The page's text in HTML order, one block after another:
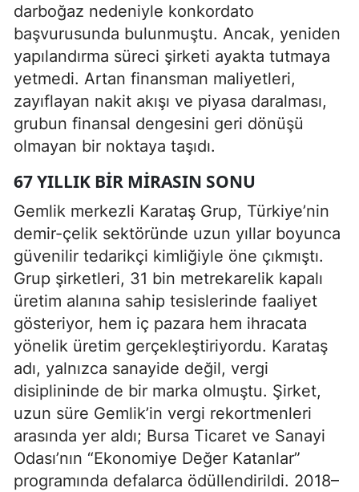
darboğaz nedeniyle konkordato
başvurusunda bulunmuştu. Ancak, yeniden
yapılandırma süreci şirketi ayakta tutmaya
yetmedi. Artan finansman maliyetleri,
zayıflayan nakit akışı ve piyasa daralması,
grubun finansal dengesini geri dönüşü
olmayan bir noktaya taşıdı.
67 YILLIK BIR MIRASIN SONU
Gemlik merkezli Karataş Grup, Türkiye’nin
demir-çelik sektöründe uzun yıllar boyunca
güvenilir tedarikçi kimliğiyle öne çıkmıştı.
Grup şirketleri, 31 bin metrekarelik kapalı
üretim alanına sahip tesislerinde faaliyet
gösteriyor, hem iç pazara hem ihracata
yönelik üretim gerçekleştiriyordu. Karataş
adı, yalnızca sanayide değil, vergi
disiplininde de bir marka olmuştu. Şirket,
uzun süre Gemlik’in vergi rekortmenleri
arasında yer aldı; Bursa Ticaret ve Sanayi
Odası’nın “Ekonomiye Değer Katanlar”
programında defalarca ödüllendirildi. 2018–